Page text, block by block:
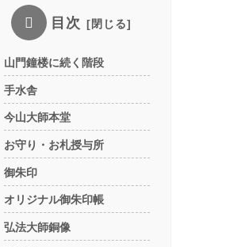
目次
山門鐘楼に続く階段
手水舎
今山大師本堂
お守り・お札授与所
御朱印
オリジナル御朱印帳
弘法大師銅像